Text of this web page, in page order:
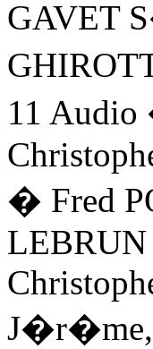
GAVET
11
� Fred
J�r�me,